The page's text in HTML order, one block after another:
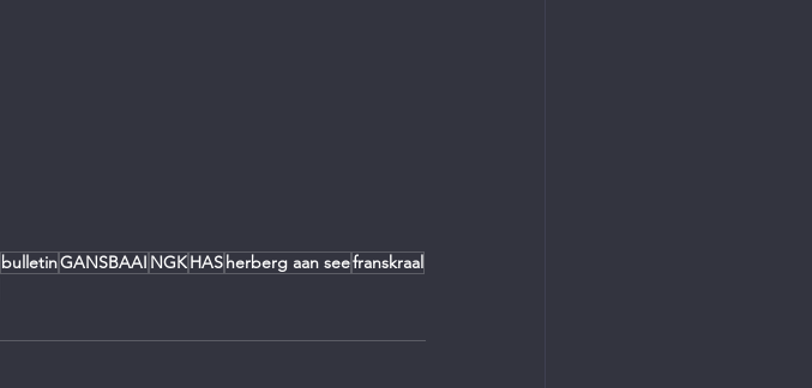
bulletinGANSBAAI NGKHASherberg aan seefranskraal